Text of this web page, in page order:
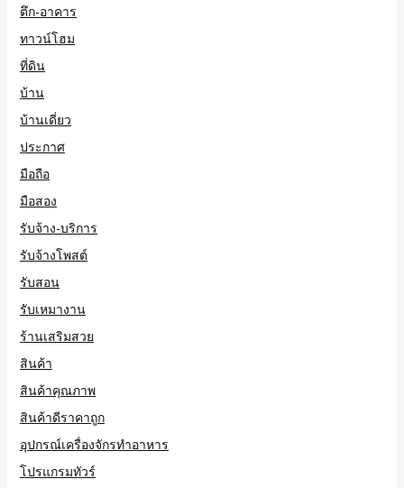
ตึก-อาคาร
ทาวน์โฮม
ที่ดิน
บ้าน
บ้านเดี่ยว
ประกาศ
มือถือ
มือสอง
รับจ้าง-บริการ
รับจ้างโพสต์
รับสอน
รับเหมางาน
ร้านเสริมสวย
สินค้า
สินค้าคุณภาพ
สินค้าดีราคาถูก
อุปกรณ์เครื่องจักรทำอาหาร
โปรแกรมทัวร์